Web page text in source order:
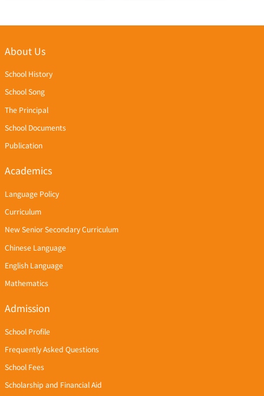
About Us
School History
School Song
The Principal
School Documents
Publication
Academics
Language Policy
Curriculum
New Senior Secondary Curriculum
Chinese Language
English Language
Mathematics
Admission
School Profile
Frequently Asked Questions
School Fees
Scholarship and Financial Aid